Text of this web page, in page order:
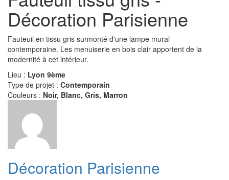
Décoration Parisienne
Fauteuil en tissu gris surmonté d'une lampe mural
contemporaine. Les menuiserie en bois clair apportent de la
modernité à cet intérieur.
Lieu : Lyon 9ème
Type de projet : Contemporain
Couleurs : Noir, Blanc, Gris, Marron
Décoration Parisienne